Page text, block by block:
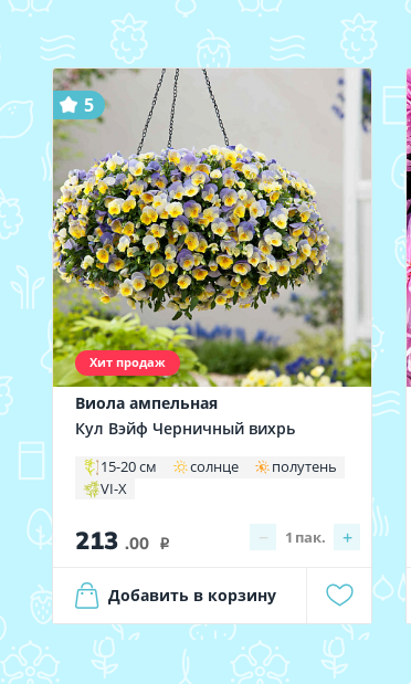
Хит продаж
5
Виола ампельная
Кул Вэйф Черничный вихрь
15-20 см солнце
полутень
VI-X
213 .00 i − +
1 пак.
Добавить в корзину